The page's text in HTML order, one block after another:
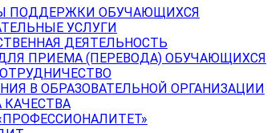
ПОДДЕРЖКИ ОБУЧАЮЩИХСЯ
УСЛУГИ
ДЕЯТЕЛЬНОСТЬ
ПРИЕМА (ПЕРЕВОДА) ОБУЧАЮЩИХСЯ
В ОБРАЗОВАТЕЛЬНОЙ ОРГАНИЗАЦИИ